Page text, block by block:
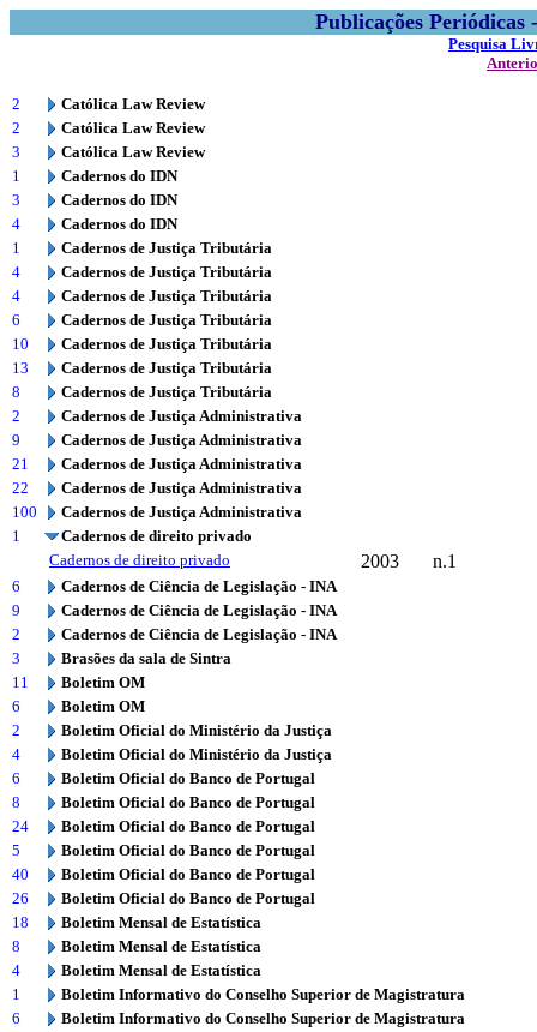
Publicações
Pesquisa
2
Católica Law Review
2
Católica Law Review
3
Católica Law Review
1
Cadernos do IDN
3
Cadernos do IDN
4
Cadernos do IDN
1
Cadernos de Justiça Tributária
4
Cadernos de Justiça Tributária
4
Cadernos de Justiça Tributária
6
Cadernos de Justiça Tributária
10
Cadernos de Justiça Tributária
13
Cadernos de Justiça Tributária
8
Cadernos de Justiça Tributária
2
Cadernos de Justiça Administrativa
9
Cadernos de Justiça Administrativa
21
Cadernos de Justiça Administrativa
22
Cadernos de Justiça Administrativa
100
Cadernos de Justiça Administrativa
1
Cadernos de direito privado
Cadernos de direito privado
2003 n.1
6
Cadernos de Ciência de Legislação - INA
9
Cadernos de Ciência de Legislação - INA
2
Cadernos de Ciência de Legislação - INA
3
Brasões da sala de Sintra
11
Boletim OM
6
Boletim OM
2
Boletim Oficial do Ministério da Justiça
4
Boletim Oficial do Ministério da Justiça
6
Boletim Oficial do Banco de Portugal
8
Boletim Oficial do Banco de Portugal
24
Boletim Oficial do Banco de Portugal
5
Boletim Oficial do Banco de Portugal
40
Boletim Oficial do Banco de Portugal
26
Boletim Oficial do Banco de Portugal
18
Boletim Mensal de Estatística
8
Boletim Mensal de Estatística
4
Boletim Mensal de Estatística
1
Boletim Informativo do Conselho Superior de Magistratura
6
Boletim Informativo do Conselho Superior de Magistratura